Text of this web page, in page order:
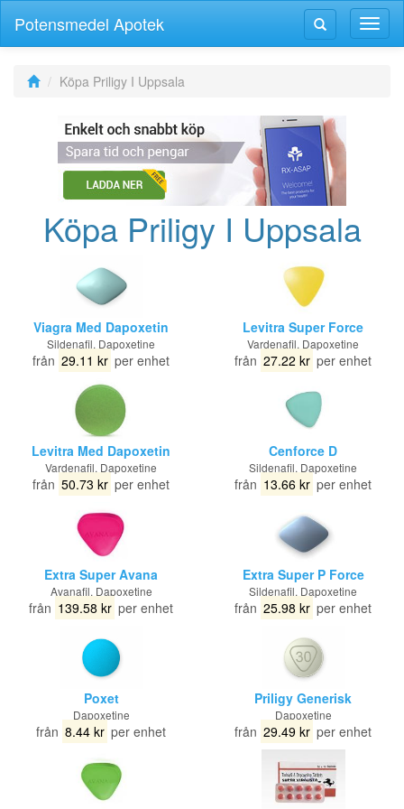
Växla
Växla
navigering
Potensmedel Apotek
Köpa Priligy I Uppsala
Köpa Priligy I Uppsala
Viagra Med Dapoxetin
Sildenafil, Dapoxetine
från 29.11 kr per enhet
Levitra Super Force
Vardenafil, Dapoxetine
från 27.22 kr per enhet
Levitra Med Dapoxetin
Vardenafil, Dapoxetine
från 50.73 kr per enhet
Cenforce D
Sildenafil, Dapoxetine
från 13.66 kr per enhet
Extra Super Avana
Avanafil, Dapoxetine
från 139.58 kr per enhet
Extra Super P Force
Sildenafil, Dapoxetine
från 25.98 kr per enhet
Poxet
Dapoxetine
från 8.44 kr per enhet
Priligy Generisk
Dapoxetine
från 29.49 kr per enhet